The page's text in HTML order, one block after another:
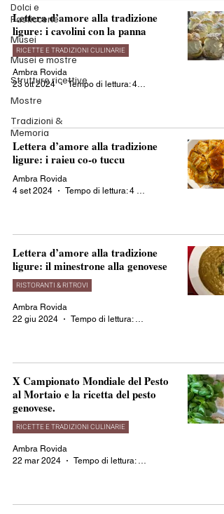
Dolci e
Pasticcerie
Musei
Musei e mostre
Strutture ricettive
Mostre
Tradizioni &
Memoria
Lettera d’amore alla tradizione
ligure: i cavolini con la panna
RICETTE E TRADIZIONI CULINARIE
Ambra Rovida
23 ott 2024
Lettera d’amore alla tradizione
ligure: i raieu co-o tuccu
Ambra Rovida
4 set 2024
Lettera d’amore alla tradizione
ligure: il minestrone alla genovese
RISTORANTI & RITROVI
Ambra Rovida
22 giu 2024
X Campionato Mondiale del Pesto
al Mortaio e la ricetta del pesto
genovese.
RICETTE E TRADIZIONI CULINARIE
Ambra Rovida
22 mar 2024